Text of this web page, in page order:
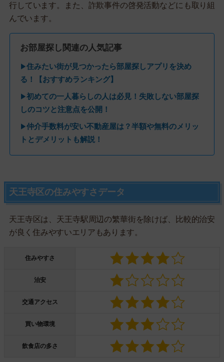
行しています。また、詐欺事件の啓発活動などにも取り組
んでいます。
お部屋探し関連の人気記事
▶住みたい街が見つかったら部屋探しアプリを決め
る！【おすすめランキング】
▶初めての一人暮らしの人は必見！失敗しない部屋探
しのコツと注意点を公開！
▶仲介手数料が安い不動産屋は？半額や無料のメリッ
トとデメリットも解説！
天王寺区の住みやすさデータ
天王寺区は、天王寺駅周辺の繁華街を除けば、比較的治安
が良く住みやすいエリアもあります。
住みやすさ
治安
交通アクセス
買い物環境
飲食店の多さ